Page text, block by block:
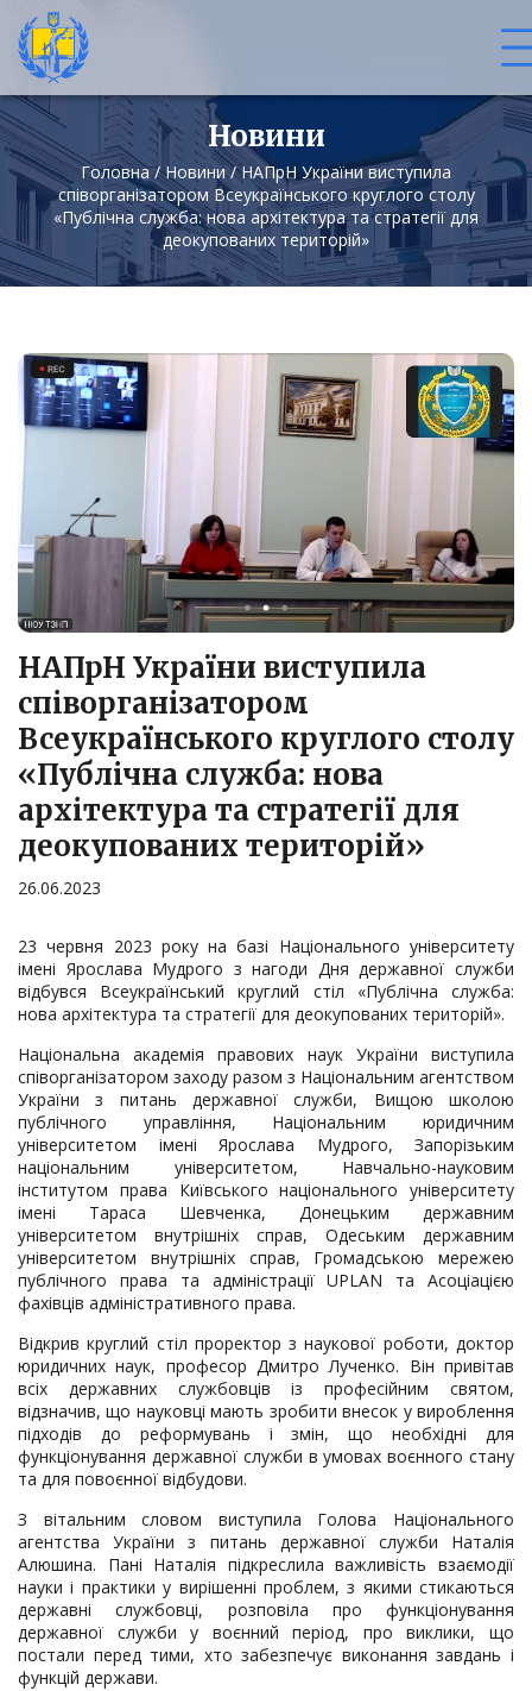
Новини
Головна/Новини/НАПрН України виступила
співорганізатором Всеукраїнського круглого столу
«Публічна служба: нова архітектура та стратегії для
деокупованих територій»
НАПрН України виступила
співорганізатором
Всеукраїнського круглого столу
«Публічна служба: нова
архітектура та стратегії для
деокупованих територій»
26.06.2023
23 червня 2023 року на базі Національного університету
імені Ярослава Мудрого з нагоди Дня державної служби
відбувся Всеукраїнський круглий стіл «Публічна служба:
нова архітектура та стратегії для деокупованих територій».
Національна академія правових наук України виступила
співорганізатором заходу разом з Національним агентством
України з питань державної служби, Вищою школою
публічного управління, Національним юридичним
університетом імені Ярослава Мудрого, Запорізьким
національним університетом, Навчально-науковим
інститутом права Київського національного університету
імені Тараса Шевченка, Донецьким державним
університетом внутрішніх справ, Одеським державним
університетом внутрішніх справ, Громадською мережею
публічного права та адміністрації UPLAN та Асоціацією
фахівців адміністративного права.
Відкрив круглий стіл проректор з наукової роботи, доктор
юридичних наук, професор Дмитро Лученко. Він привітав
всіх державних службовців із професійним святом,
відзначив, що науковці мають зробити внесок у вироблення
підходів до реформувань і змін, що необхідні для
функціонування державної служби в умовах воєнного стану
та для повоєнної відбудови.
З вітальним словом виступила Голова Національного
агентства України з питань державної служби Наталія
Алюшина. Пані Наталія підкреслила важливість взаємодії
науки і практики у вирішенні проблем, з якими стикаються
державні службовці, розповіла про функціонування
державної служби у воєнний період, про виклики, що
постали перед тими, хто забезпечує виконання завдань і
функцій держави.